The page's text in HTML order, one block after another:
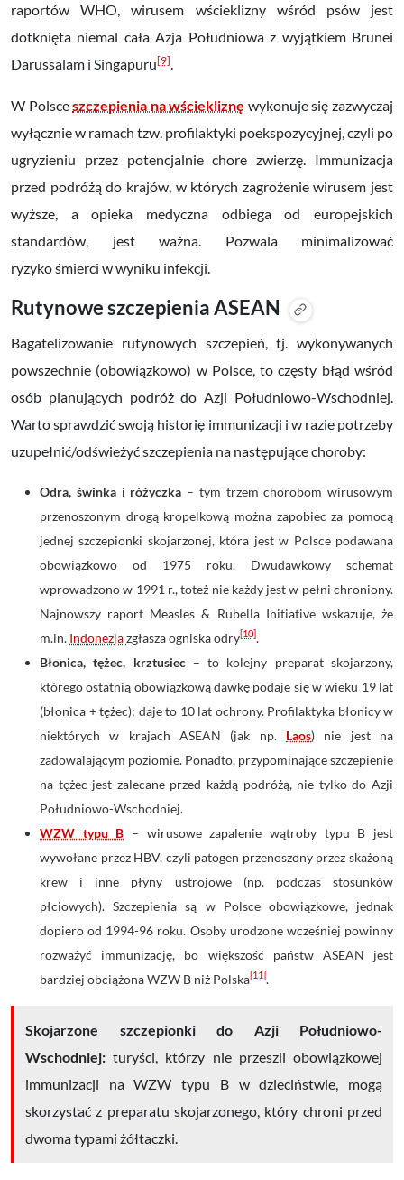
raportów WHO, wirusem wścieklizny wśród psów jest
dotknięta niemal cała Azja Południowa z wyjątkiem Brunei
Darussalam i Singapuru[9].
W Polsceszczepienia na wściekliznę wykonuje się zazwyczaj
wyłącznie w ramach tzw. profilaktyki poekspozycyjnej, czyli po
ugryzieniu przez potencjalnie chore zwierzę. Immunizacja
przed podróżą do krajów, w których zagrożenie wirusem jest
wyższe, a opieka medyczna odbiega od europejskich
standardów, jest ważna. Pozwala minimalizować
ryzyko śmierci w wyniku infekcji.
Rutynowe szczepienia ASEAN
Bagatelizowanie rutynowych szczepień, tj. wykonywanych
powszechnie (obowiązkowo) w Polsce, to częsty błąd wśród
osób planujących podróż do Azji Południowo-Wschodniej.
Warto sprawdzić swoją historię immunizacji i w razie potrzeby
uzupełnić/odświeżyć szczepienia na następujące choroby:
Odra, świnka i różyczka – tym trzem chorobom wirusowym
przenoszonym drogą kropelkową można zapobiec za pomocą
jednej szczepionki skojarzonej, która jest w Polsce podawana
obowiązkowo od 1975 roku. Dwudawkowy schemat
wprowadzono w 1991 r., toteż nie każdy jest w pełni chroniony.
Najnowszy raport Measles & Rubella Initiative wskazuje, że
m.in. Indonezjazgłasza ogniska odry[10].
Błonica, tężec, krztusiec – to kolejny preparat skojarzony,
którego ostatnią obowiązkową dawkę podaje się w wieku 19 lat
(błonica + tężec); daje to 10 lat ochrony. Profilaktyka błonicy w
niektórych w krajach ASEAN (jak np. Laos) nie jest na
zadowalającym poziomie. Ponadto, przypominające szczepienie
na tężec jest zalecane przed każdą podróżą, nie tylko do Azji
Południowo-Wschodniej.
WZW typu B – wirusowe zapalenie wątroby typu B jest
wywołane przez HBV, czyli patogen przenoszony przez skażoną
krew i inne płyny ustrojowe (np. podczas stosunków
płciowych).Szczepienia są w Polsce obowiązkowe, jednak
dopiero od 1994-96 roku. Osoby urodzone wcześniej powinny
rozważyć immunizację, bo większość państw ASEAN jest
bardziej obciążona WZW B niż Polska[11].
Skojarzone szczepionki do Azji Południowo-
Wschodniej:turyści, którzy nie przeszli obowiązkowej
immunizacji na WZW typu B w dzieciństwie, mogą
skorzystać z preparatu skojarzonego, który chroni przed
dwoma typami żółtaczki.